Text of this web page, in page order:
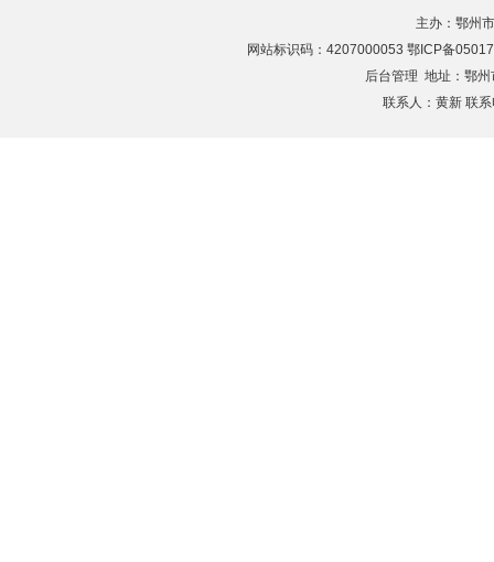
主办：鄂州
网站标识码：4207000053 鄂ICP备
后台管理 地址：鄂
联系人：黄新 联